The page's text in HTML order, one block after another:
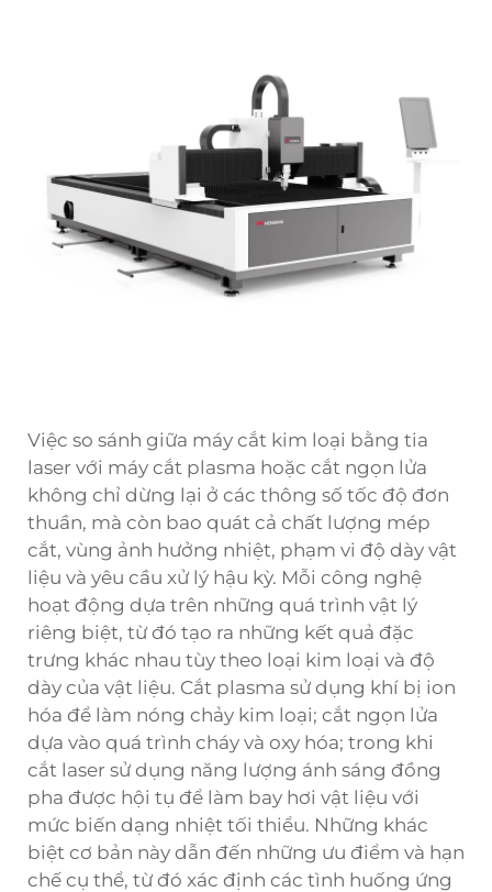
Việc so sánh giữa máy cắt kim loại bằng tia
laser với máy cắt plasma hoặc cắt ngọn lửa
không chỉ dừng lại ở các thông số tốc độ đơn
thuần, mà còn bao quát cả chất lượng mép
cắt, vùng ảnh hưởng nhiệt, phạm vi độ dày vật
liệu và yêu cầu xử lý hậu kỳ. Mỗi công nghệ
hoạt động dựa trên những quá trình vật lý
riêng biệt, từ đó tạo ra những kết quả đặc
trưng khác nhau tùy theo loại kim loại và độ
dày của vật liệu. Cắt plasma sử dụng khí bị ion
hóa để làm nóng chảy kim loại; cắt ngọn lửa
dựa vào quá trình cháy và oxy hóa; trong khi
cắt laser sử dụng năng lượng ánh sáng đồng
pha được hội tụ để làm bay hơi vật liệu với
mức biến dạng nhiệt tối thiểu. Những khác
biệt cơ bản này dẫn đến những ưu điểm và hạn
chế cụ thể, từ đó xác định các tình huống ứng